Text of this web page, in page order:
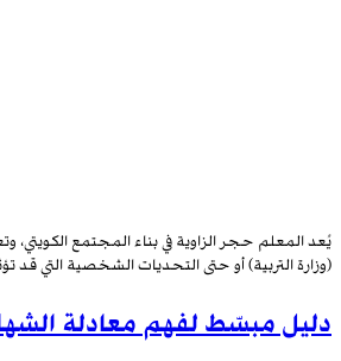
يُعد المعلم حجر الزاوية في بناء المجتمع
(وزارة التربية) أو حتى التحديات الشخصية التي قد
دليل مبسّط لفهم معادلة